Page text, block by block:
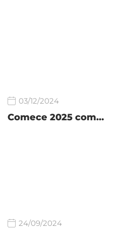
03/12/2024
Comece 2025 com…
24/09/2024